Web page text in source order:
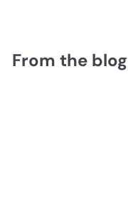
From the blog